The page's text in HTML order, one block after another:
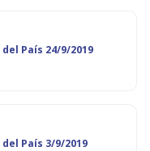
País 24/9/2019
País 3/9/2019